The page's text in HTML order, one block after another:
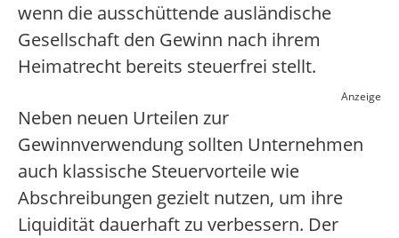
wenn die ausschüttende ausländische
Gesellschaft den Gewinn nach ihrem
Heimatrecht bereits steuerfrei stellt.
Anzeige
Neben neuen Urteilen zur
Gewinnverwendung sollten Unternehmen
auch klassische Steuervorteile wie
Abschreibungen gezielt nutzen, um ihre
Liquidität dauerhaft zu verbessern. Der